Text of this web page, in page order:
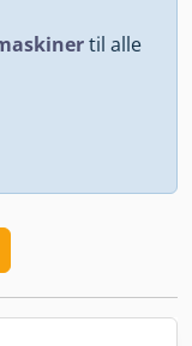
til alle